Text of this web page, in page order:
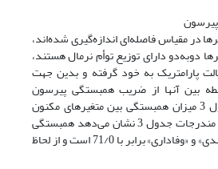
در مقیاس فاصله‌ای اندازه‌گیری شده‌اند،
دوبه‌دو دارای توزیع توأم نرمال هستند،
پارامتریک به خود گرفته و بدین جهت
بین آنها از ضریب همبستگی پیرسون
استفاده شده است. جدول 3 میزان همبستگی بین متغیرهای مکنون
پژوهش را نشان می‌دهد. مندرجات جدول 3 نشان می‌دهد همبستگی
میان دو نمرة کل «رضایتمندی» و «وفاداری» برابر با 71/0 است و از لحاظ